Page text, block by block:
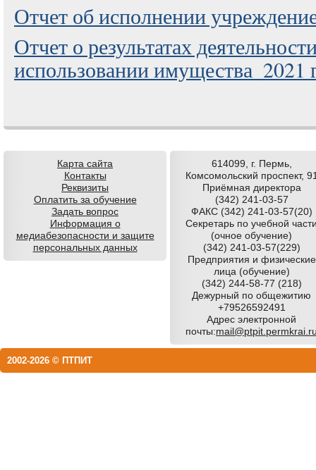
Отчет об исполнении
Отчет о результатах
использовании имущества_2021
Карта сайта
Контакты
Реквизиты
Оплатить за обучение
Задать вопрос
Информация о
медиабезопасности и защите
персональных данных
614099, г. Пермь,
Комсомольский проспект,
Приёмная директора
(342) 241-03-57
ФАКС (342) 241-03-57(20)
Секретарь по учебной
(очное обучение)
(342) 241-03-57(229)
Предприятия и физические
лица (обучение)
(342) 244-58-77 (218)
Дежурный по общежитию
+79526592491
Адрес электронной
почты:
2002-2026 © ПТПИТ